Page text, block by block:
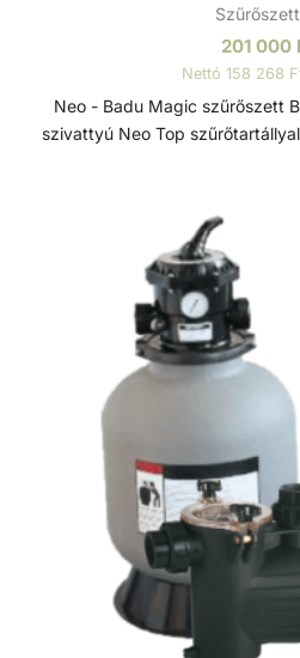
szűrőtartály, minden időjárási
teljesítmény. A 7 állású
szűrőcserét tesz lehetővé.
leeresztő a gyors téliesítéshez
diffúzor biztosítja a víz
könnyű
201 000
Nettó 158 268
Neo - Badu Magic szűrőszett Badu Magic II önfelszívó
szivattyú Neo Top
energiahatékonyság és a
kombinációját kínálják. A
tartozékok széles választéka
medencéhez legjobban
szűrőrendszereket gyors
alkatrészek precíz összhangolt
szivattyúk és szűrők
energiahatékonyság
érdekében. Badu Magic II szivattyú Lakossági szegmens
számára fejlesztett önfelszívó,
szivattyú beépített
medencékhez. Nagy
szivattyú márka földfelszín
rendszerekhez is telepíthető,
Fontos, hogy maximum 2